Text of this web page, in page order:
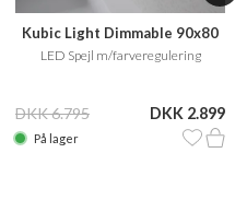
Kubic Light Dimmable 90x80
LED Spejl m/farveregulering
DKK 6.795 DKK 2.899
På lager